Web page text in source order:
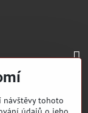
návštěvy tohoto